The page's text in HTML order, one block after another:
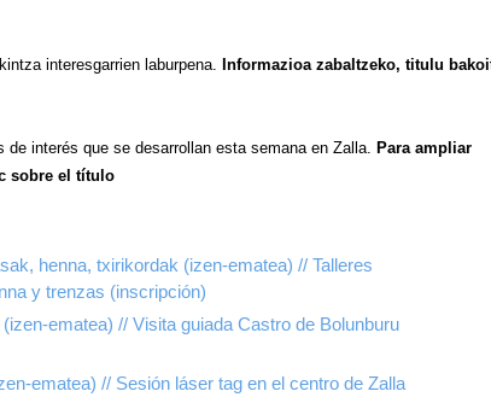
interesgarrien laburpena. Informazioa zabaltzeko, titulu
interés que se desarrollan esta semana en Zalla. Para ampliar
sobre el título
henna, txirikordak (izen-ematea) // Talleres
y trenzas (inscripción)
ematea) // Visita guiada Castro de Bolunburu
ematea) // Sesión láser tag en el centro de Zalla